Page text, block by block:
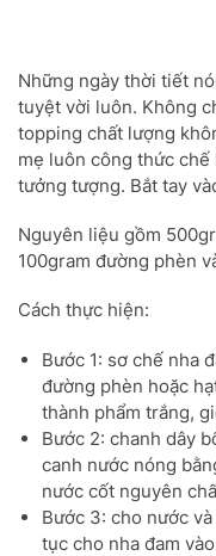
Những ngày thời tiết
tuyệt vời luôn. Không
topping chất lượng
mẹ luôn công thức
tưởng tượng. Bắt tay
Nguyên liệu gồm
100gram đường phèn
Cách thực hiện:
Bước 1: sơ chế nha
đường phèn hoặc
thành phẩm trắng,
Bước 2: chanh dây
canh nước nóng
nước cốt nguyên
Bước 3: cho nước
tục cho nha đam